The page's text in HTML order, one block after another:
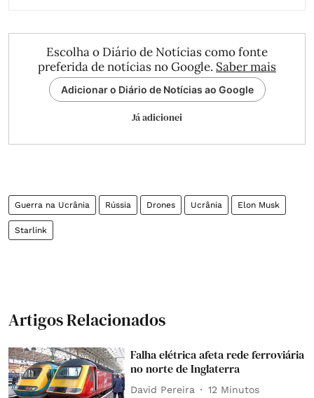
Escolha o Diário de Notícias como fonte
preferida de notícias no Google. Saber mais
Adicionar o Diário de Notícias ao Google
Já adicionei
Guerra na Ucrânia Rússia Drones Ucrânia Elon Musk
Starlink
Artigos Relacionados
Falha elétrica afeta rede ferroviária
no norte de Inglaterra
David Pereira 12 Minutos